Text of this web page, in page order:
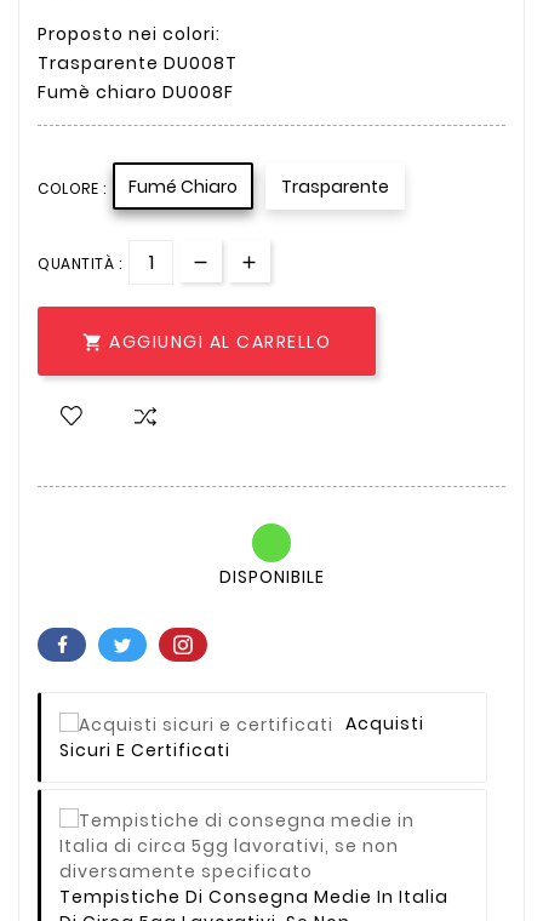
Proposto nei colori:
Trasparente DU008T
Fumè chiaro DU008F
COLORE : Fumé Chiaro Trasparente
QUANTITÀ :
 AGGIUNGI AL CARRELLO
DISPONIBILE
Acquisti
Sicuri E Certificati
Tempistiche Di Consegna Medie In Italia